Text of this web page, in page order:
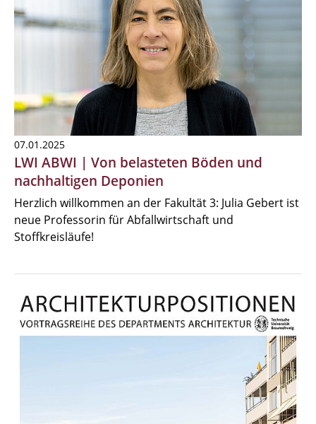
07.01.2025
LWI ABWI | Von belasteten Böden und
nachhaltigen Deponien
Herzlich willkommen an der Fakultät 3: Julia Gebert ist
neue Professorin für Abfallwirtschaft und
Stoffkreisläufe!